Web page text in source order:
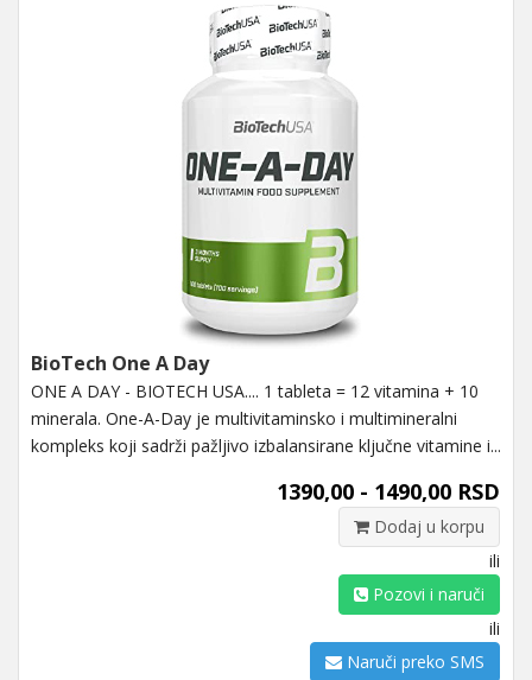
BioTech One A Day
ONE A DAY - BIOTECH USA.... 1 tableta = 12 vitamina + 10
minerala. One-A-Day je multivitaminsko i multimineralni
kompleks koji sadrži pažljivo izbalansirane ključne vitamine i...
1390,00 - 1490,00 RSD
Dodaj u korpu
ili
Pozovi i naruči
ili
Naruči preko SMS